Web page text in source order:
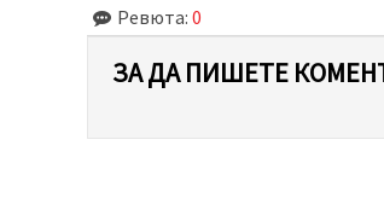
Ревюта: 0
ЗА ДА ПИШЕТЕ